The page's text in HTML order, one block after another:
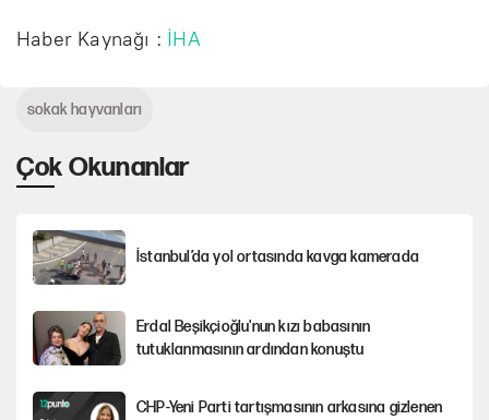
Haber Kaynağı : İHA
Çok Okunanlar
İstanbul’da yol ortasında kavga kamerada
Erdal Beşikçioğlu'nun kızı babasının
tutuklanmasının ardından konuştu
CHP-Yeni Parti tartışmasının arkasına gizlenen
sokak hayvanları